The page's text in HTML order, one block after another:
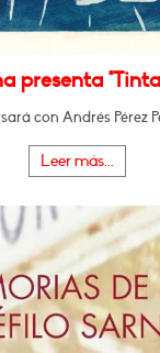
presenta
con Andrés Pérez
Leer más...